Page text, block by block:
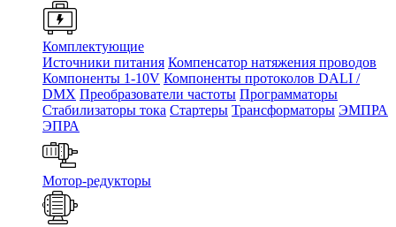
Комплектующие
Источники питания Компенсатор натяжения проводов
Компоненты 1-10V Компоненты протоколов DALI /
DMX Преобразователи частоты Программаторы
Стабилизаторы тока Стартеры Трансформаторы ЭМПРА
ЭПРА
Мотор-редукторы